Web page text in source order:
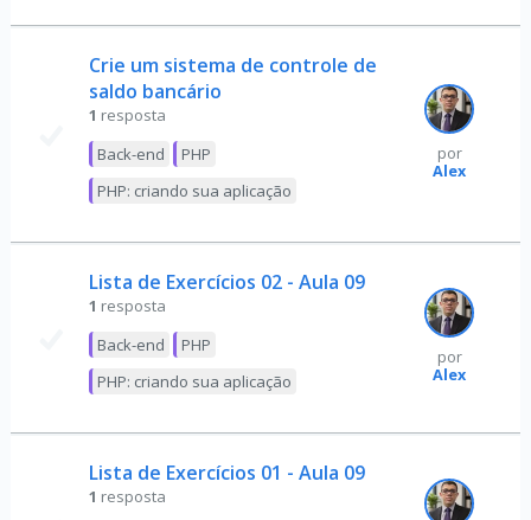
Crie um sistema de controle de
saldo bancário
1 resposta
Back-end
PHP
PHP: criando sua aplicação
por
Alex
Lista de Exercícios 02 - Aula 09
1 resposta
Back-end
PHP
PHP: criando sua aplicação
por
Alex
Lista de Exercícios 01 - Aula 09
1 resposta